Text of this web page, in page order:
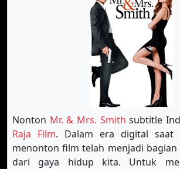
Nonton Mr. & Mrs. Smith subtitle
Raja Film. Dalam era digital saat
menonton film telah menjadi
dari gaya hidup kita. Untuk